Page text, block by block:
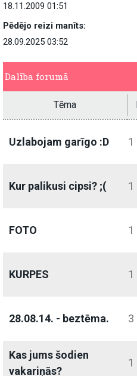
18.11.2009 01:51
Pēdējo reizi manīts:
28.09.2025 03:52
Dalība forumā
Tēma
Uzlabojam garīgo :D 1
Kur palikusi cipsi? ;( 1
FOTO 1
KURPES 1
28.08.14. - beztēma. 3
Kas jums šodien
vakariņās?
1